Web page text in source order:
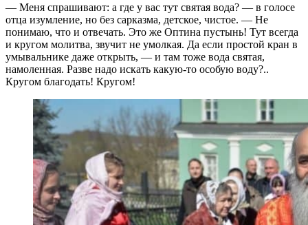
— Меня спрашивают: а где у вас тут святая вода? — в голосе
отца изумление, но без сарказма, детское, чистое. — Не
понимаю, что и отвечать. Это же Оптина пустынь! Тут всегда
и кругом молитва, звучит не умолкая. Да если простой кран в
умывальнике даже открыть, — и там тоже вода святая,
намоленная. Разве надо искать какую-то особую воду?..
Кругом благодать! Кругом!